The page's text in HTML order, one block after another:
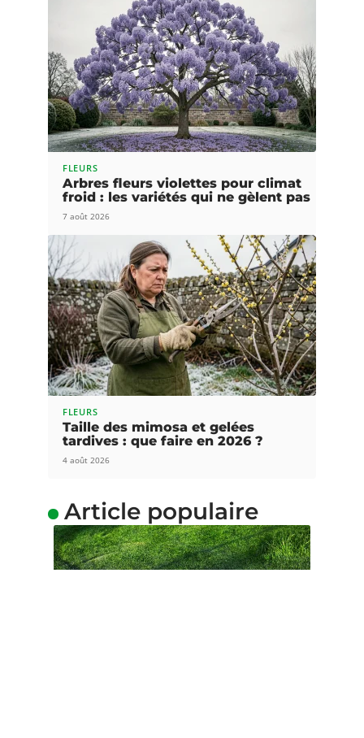
FLEURS
Arbres fleurs violettes pour climat
froid : les variétés qui ne gèlent pas
7 août 2026
FLEURS
Taille des mimosa et gelées
tardives : que faire en 2026 ?
4 août 2026
Article populaire
GAZON